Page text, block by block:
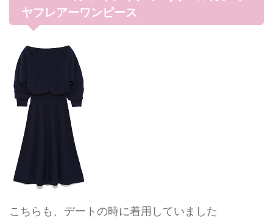
ヤフレアーワンピース
こちらも、デートの時に着用していました